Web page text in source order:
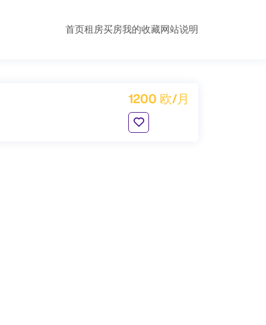
首页租房买房我的收藏网站说明
1200 欧/月